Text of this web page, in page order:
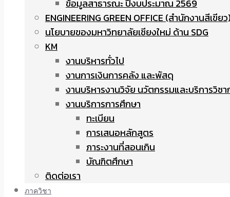
ข้อมูลสาธารณะ ปีงบประมาณ 2569
ENGINEERING GREEN OFFICE (สำนักงานสีเขีย
นโยบายของมหาวิทยาลัยเชียงใหม่ ด้าน SDG
KM
งานบริหารทั่วไป
งานการเงินการคลัง และพัสดุ
งานบริหารงานวิจัย นวัตกรรมและบริการวิชา
งานบริการการศึกษา
ทะเบียน
การเสนอหลักสูตร
ภาระงานที่สอนเกิน
บัณฑิตศึกษา
ติดต่อเรา
ภาควิชา